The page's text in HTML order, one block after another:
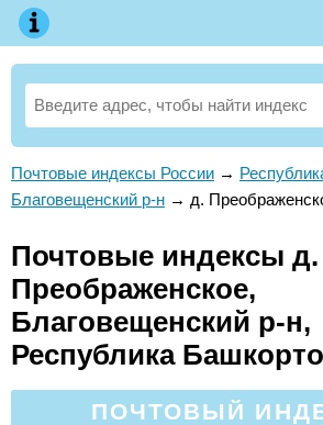
Почтовые индексы России →
Благовещенский р-н → д.
Почтовые индексы д.
Преображенское,
Благовещенский р-н,
Республика
ПОЧТОВЫЙ